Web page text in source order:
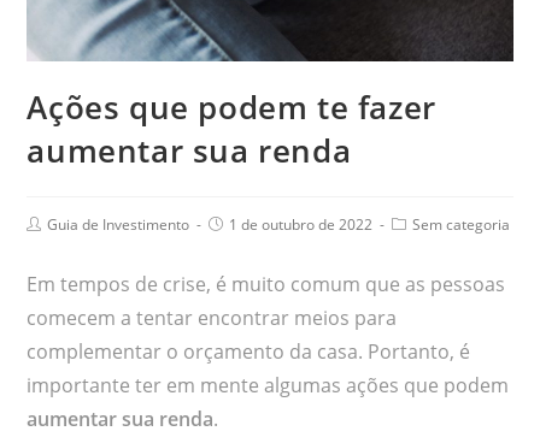
Ações que podem te fazer
aumentar sua renda
Guia de Investimento 1 de outubro de 2022 Sem categoria
Em tempos de crise, é muito comum que as pessoas
comecem a tentar encontrar meios para
complementar o orçamento da casa. Portanto, é
importante ter em mente algumas ações que podem
aumentar sua renda.